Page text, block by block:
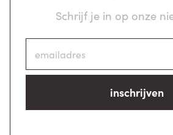
Schrijf je in op onze
inschrijven